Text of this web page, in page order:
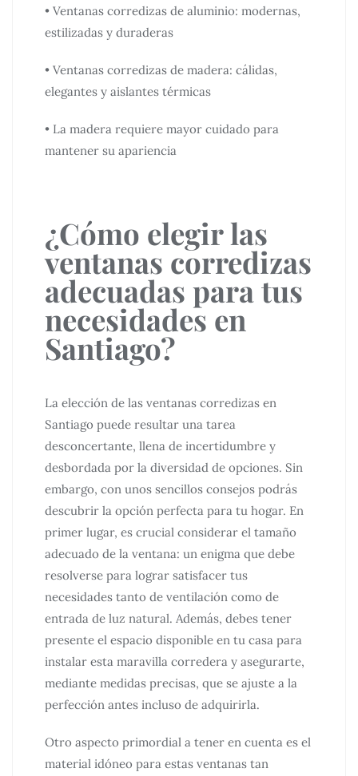
• Ventanas corredizas de aluminio: modernas,
estilizadas y duraderas
• Ventanas corredizas de madera: cálidas,
elegantes y aislantes térmicas
• La madera requiere mayor cuidado para
mantener su apariencia
¿Cómo elegir las
ventanas corredizas
adecuadas para tus
necesidades en
Santiago?
La elección de las ventanas corredizas en
Santiago puede resultar una tarea
desconcertante, llena de incertidumbre y
desbordada por la diversidad de opciones. Sin
embargo, con unos sencillos consejos podrás
descubrir la opción perfecta para tu hogar. En
primer lugar, es crucial considerar el tamaño
adecuado de la ventana: un enigma que debe
resolverse para lograr satisfacer tus
necesidades tanto de ventilación como de
entrada de luz natural. Además, debes tener
presente el espacio disponible en tu casa para
instalar esta maravilla corredera y asegurarte,
mediante medidas precisas, que se ajuste a la
perfección antes incluso de adquirirla.
Otro aspecto primordial a tener en cuenta es el
material idóneo para estas ventanas tan